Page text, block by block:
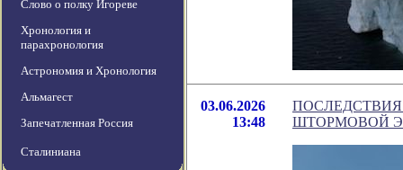
Слово о полку Игореве
Хронология и
парахронология
Астрономия и Хронология
Альмагест
Запечатленная Россия
Сталиниана
03.06.2026
13:48
ШТОРМОВОЙ